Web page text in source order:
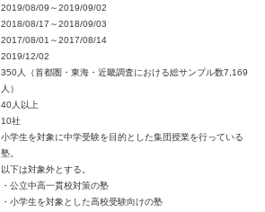
2019/08/09～2019/09/02
2018/08/17～2018/09/03
2017/08/01～2017/08/14
2019/12/02
350人（首都圏・東海・近畿調査における総サンプル数7,169
人）
40人以上
10社
小学生を対象に中学受験を目的とした集団授業を行っている
塾。
以下は対象外とする。
・公立中高一貫校対策の塾
・小学生を対象とした高校受験向けの塾